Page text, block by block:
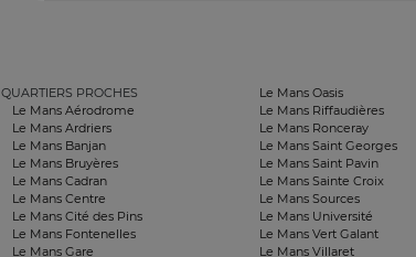
QUARTIERS PROCHES
Le Mans Aérodrome
Le Mans Ardriers
Le Mans Banjan
Le Mans Bruyères
Le Mans Cadran
Le Mans Centre
Le Mans Cité des Pins
Le Mans Fontenelles
Le Mans Gare
Le Mans Oasis
Le Mans Riffaudières
Le Mans Ronceray
Le Mans Saint Georges
Le Mans Saint Pavin
Le Mans Sainte Croix
Le Mans Sources
Le Mans Université
Le Mans Vert Galant
Le Mans Villaret